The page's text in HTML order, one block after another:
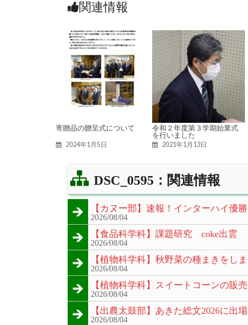
関連情報
寄贈品の贈呈式について
2024年1月5日
令和２年度第３学期始業式
を行いました
2021年1月13日
DSC_0595：関連情報
【カヌー部】速報！インターハイ優勝
2026/08/04
【食品科学科】課題研究 coke出雲
2026/08/04
【植物科学科】秋野菜の種まきをしま
2026/08/04
【植物科学科】スイートコーンの販
2026/08/04
【出農太鼓部】あきた総文2026に出
2026/08/04